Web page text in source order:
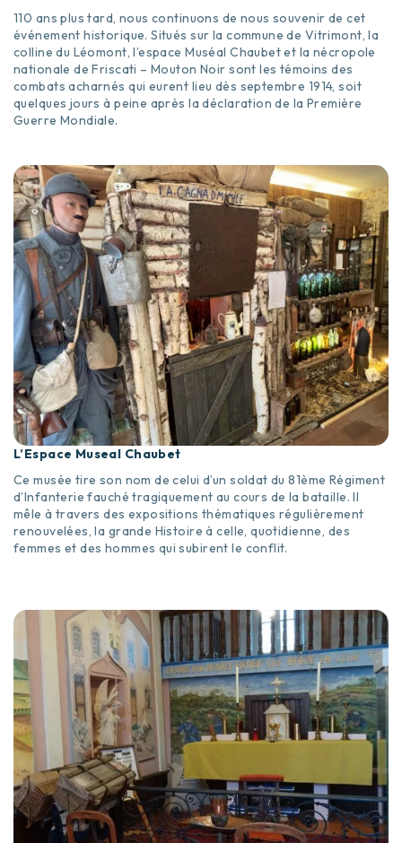
110 ans plus tard, nous continuons de nous souvenir de cet
événement historique. Situés sur la commune de Vitrimont, la
colline du Léomont, l’espace Muséal Chaubet et la nécropole
nationale de Friscati – Mouton Noir sont les témoins des
combats acharnés qui eurent lieu dès septembre 1914, soit
quelques jours à peine après la déclaration de la Première
Guerre Mondiale.
L’Espace Museal Chaubet
Ce musée tire son nom de celui d’un soldat du 81ème Régiment
d’Infanterie fauché tragiquement au cours de la bataille. Il
mêle à travers des expositions thématiques régulièrement
renouvelées, la grande Histoire à celle, quotidienne, des
femmes et des hommes qui subirent le conflit.